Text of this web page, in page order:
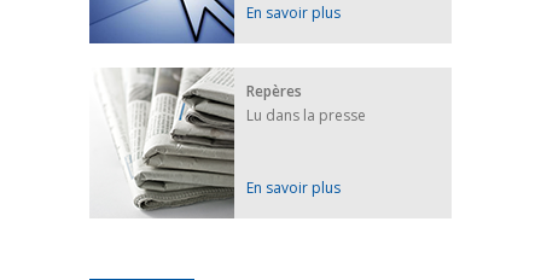
En savoir plus
Repères
Lu dans la presse
En savoir plus